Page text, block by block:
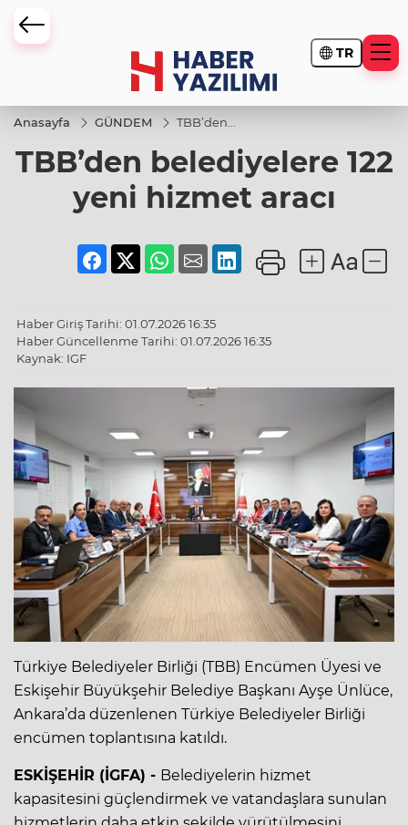
TR
Anasayfa GÜNDEM
TBB’den
122 yeni
hizmet aracı
TBB’den belediyelere 122
yeni hizmet aracı
Haber Giriş Tarihi: 01.07.2026 16:35
Haber Güncellenme Tarihi: 01.07.2026 16:35
Kaynak: IGF
Türkiye Belediyeler Birliği (TBB) Encümen Üyesi ve
Eskişehir Büyükşehir Belediye Başkanı Ayşe Ünlüce,
Ankara’da düzenlenen Türkiye Belediyeler Birliği
encümen toplantısına katıldı.
ESKİŞEHİR (İGFA) - Belediyelerin hizmet
kapasitesini güçlendirmek ve vatandaşlara sunulan